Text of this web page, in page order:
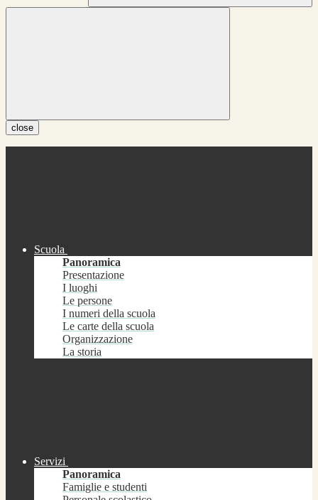
close
Scuola
Panoramica
Presentazione
I luoghi
Le persone
I numeri della scuola
Le carte della scuola
Organizzazione
La storia
Servizi
Panoramica
Famiglie e studenti